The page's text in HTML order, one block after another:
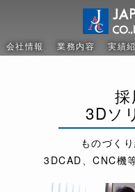
会社情報 業務内容 実績
採
3Dソ
ものづく
3DCAD、CNC機